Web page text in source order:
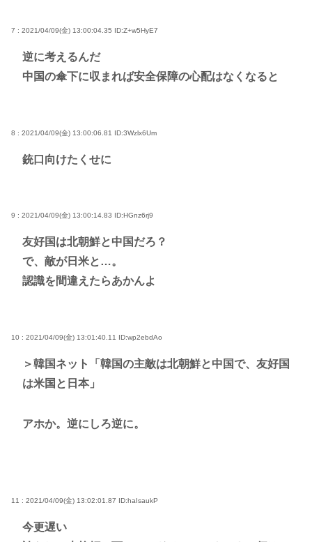
7 : 2021/04/09(金) 13:00:04.35 ID:Z+w5HyE7
逆に考えるんだ
中国の傘下に収まれば安全保障の心配はなくなると
8 : 2021/04/09(金) 13:00:06.81 ID:3Wzlx6Um
銃口向けたくせに
9 : 2021/04/09(金) 13:00:14.83 ID:HGnz6rj9
友好国は北朝鮮と中国だろ？
で、敵が日米と…。
認識を間違えたらあかんよ
10 : 2021/04/09(金) 13:01:40.11 ID:wp2ebdAo
＞韓国ネット「韓国の主敵は北朝鮮と中国で、友好国
は米国と日本」
アホか。逆にしろ逆に。
11 : 2021/04/09(金) 13:02:01.87 ID:haIsaukP
今更遅い